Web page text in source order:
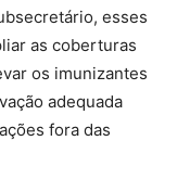
esses
as coberturas
os imunizantes
adequada
fora das